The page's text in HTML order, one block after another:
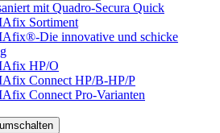
mit Quadro-Secura Quick
Sortiment
Die innovative und schicke
HP/O
Connect HP/B-HP/P
Connect Pro-Varianten